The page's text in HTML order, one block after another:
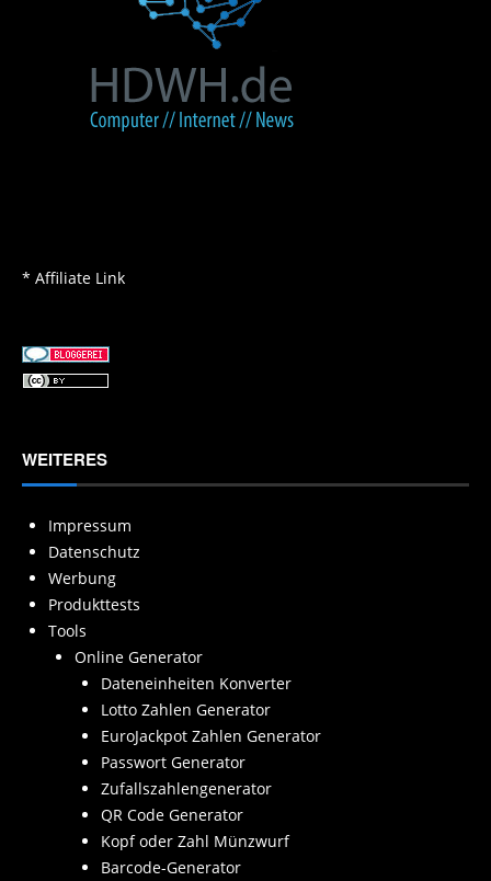
* Affiliate Link
WEITERES
Impressum
Datenschutz
Werbung
Produkttests
Tools
Online Generator
Dateneinheiten Konverter
Lotto Zahlen Generator
EuroJackpot Zahlen Generator
Passwort Generator
Zufallszahlengenerator
QR Code Generator
Kopf oder Zahl Münzwurf
Barcode-Generator